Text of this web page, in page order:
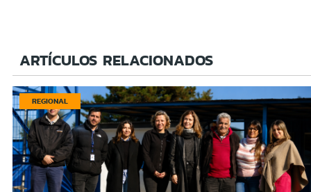
ARTÍCULOS RELACIONADOS
REGIONAL